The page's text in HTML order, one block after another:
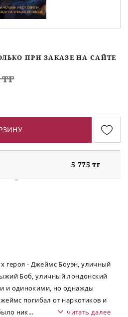
героя - Джеймс Боуэн, уличный
Боб, уличный лондонский
и одинокими, но однажды
погибал от наркотиков и
ник... читать далее
ПРИ ЗАКАЗЕ НА САЙТЕ
5 775 тг